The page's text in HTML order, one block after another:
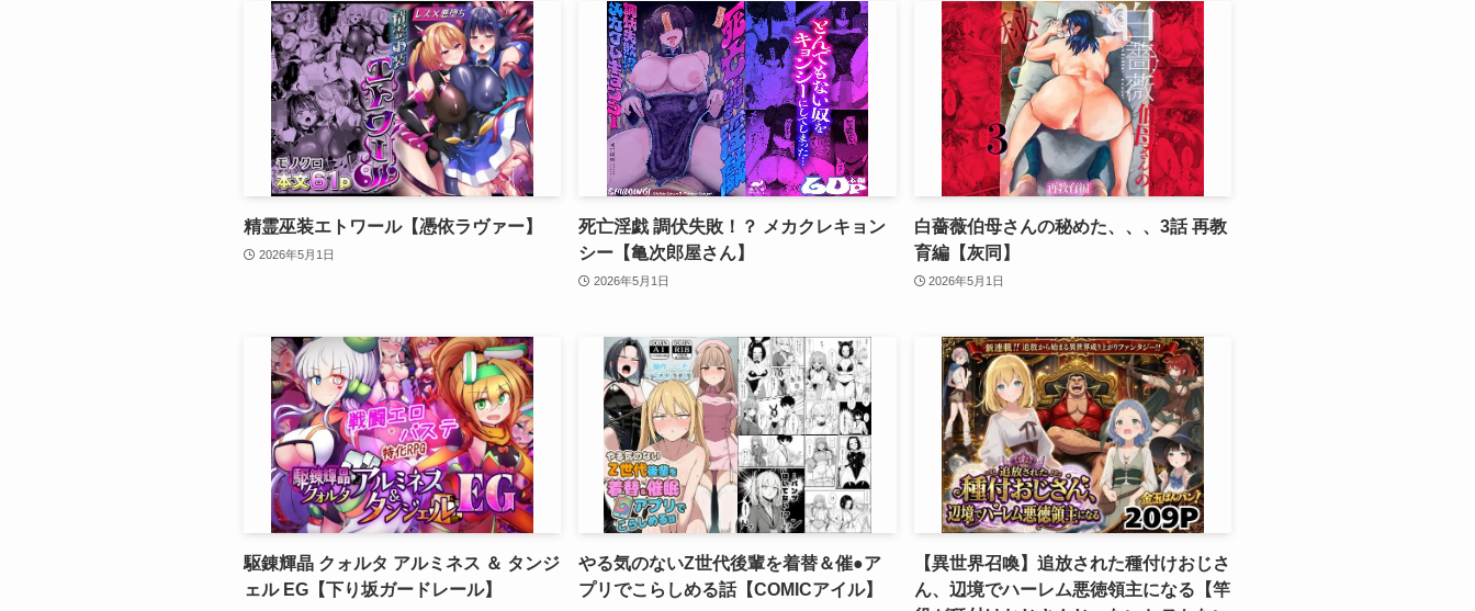
精霊巫装エトワール【憑依ラヴァー】
2026年5月1日
死亡淫戯 調伏失敗！？ メカクレキョン
シー【亀次郎屋さん】
2026年5月1日
白薔薇伯母さんの秘めた、、、3話 再教
育編【灰同】
2026年5月1日
駆錬輝晶 クォルタ アルミネス ＆ タンジ
ェル EG【下り坂ガードレール】
やる気のないZ世代後輩を着替＆催●ア
プリでこらしめる話【COMICアイル】
【異世界召喚】追放された種付けおじさ
ん、辺境でハーレム悪徳領主になる【竿